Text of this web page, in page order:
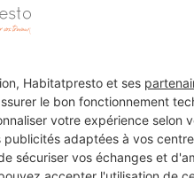
Habitatpresto et ses
le bon fonctionnement
votre expérience selon
adaptées à vos
sécuriser vos échanges et
Légal
Charte cookies